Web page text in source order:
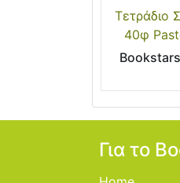
Τετράδιο
40φ
Για το